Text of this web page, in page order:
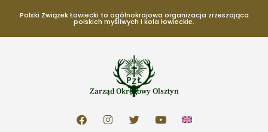
Polski Związek Łowiecki to ogólnokrajowa organizacja zrzeszająca
polskich myśliwych i koła łowieckie.
Zarząd Okręgowy Olsztyn